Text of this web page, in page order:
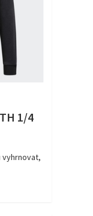
1/4
vyhrnovat,